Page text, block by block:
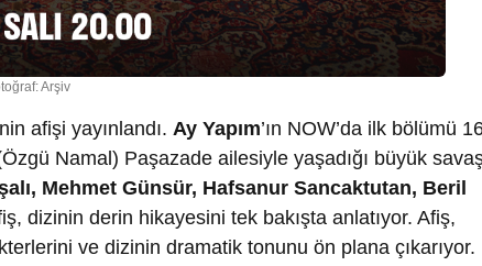
Arşiv
afişi yayınlandı. Ay Yapım’ın NOW’da ilk bölümü
Namal) Paşazade ailesiyle yaşadığı büyük
Mehmet Günsür, Hafsanur Sancaktutan, Beril
dizinin derin hikayesini tek bakışta anlatıyor. Afiş,
ve dizinin dramatik tonunu ön plana çıkarıyor.